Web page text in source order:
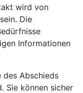
wird von
Die
Informationen
des Abschieds
Sie können sicher